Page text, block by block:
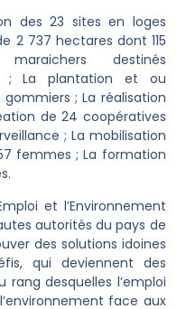
des 23 sites en loges
2 737 hectares dont 115
destinés
; La plantation et ou
gommiers ; La réalisation
de 24 coopératives
; La mobilisation
femmes ; La formation
et l’Environnement
autorités du pays de
des solutions idoines
qui deviennent des
desquelles l’emploi
face aux